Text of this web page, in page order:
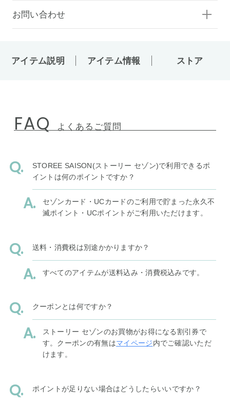
お問い合わせ
アイテム説明 アイテム情報 ストア
FAQ よくあるご質問
STOREE SAISON(ストーリー セゾン)で利用できるポ
イントは何のポイントですか？
セゾンカード・UCカードのご利用で貯まった永久不
滅ポイント・UCポイントがご利用いただけます。
送料・消費税は別途かかりますか？
すべてのアイテムが送料込み・消費税込みです。
クーポンとは何ですか？
ストーリー セゾンのお買物がお得になる割引券で
す。クーポンの有無はマイページ内でご確認いただ
けます。
ポイントが足りない場合はどうしたらいいですか？